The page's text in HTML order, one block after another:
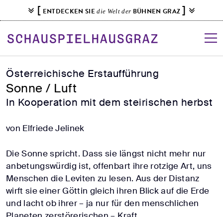
k
p
t
c
n
t
[ ENTDECKEN SIEdie Welt der BÜHNEN GRAZ ]
Österreichische Erstaufführung
Sonne / Luft
In Kooperation mit dem steirischen herbst
von Elfriede Jelinek
Die Sonne spricht. Dass sie längst nicht mehr nur
anbetungswürdig ist, offenbart ihre rotzige Art, uns
Menschen die Leviten zu lesen. Aus der Distanz
wirft sie einer Göttin gleich ihren Blick auf die Erde
und lacht ob ihrer – ja nur für den menschlichen